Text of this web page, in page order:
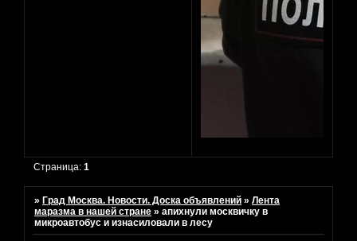
Страница:1
»Град Москва. Новости. Доска объявлений »Лента
маразма в нашей стране »апихнули москвичку в
микроавтобус и изнасиловали в лесу